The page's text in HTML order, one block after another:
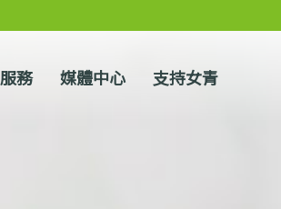
服務 媒體中心 支持女青